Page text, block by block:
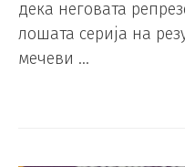
дека неговата
лошата серија на
мечеви …